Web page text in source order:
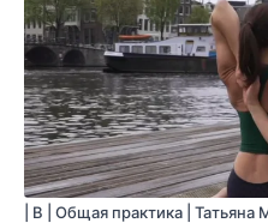
| B | Общая практика | Татьяна